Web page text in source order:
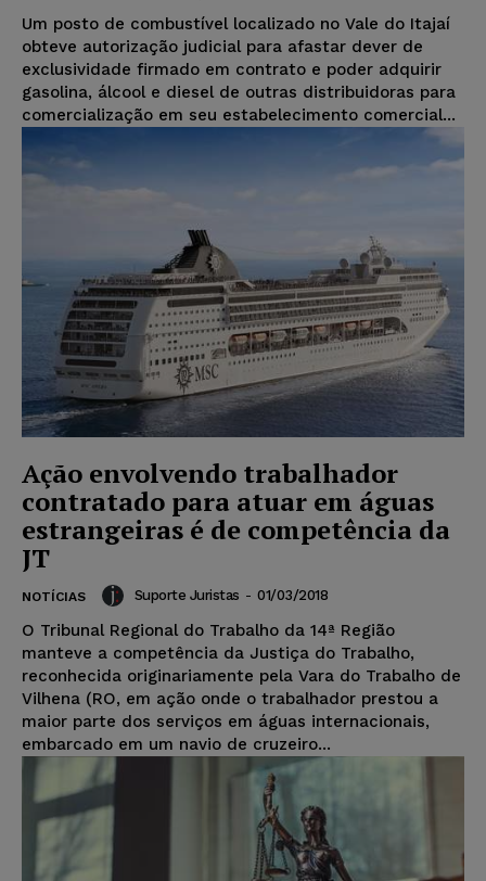
Um posto de combustível localizado no Vale do Itajaí
obteve autorização judicial para afastar dever de
exclusividade firmado em contrato e poder adquirir
gasolina, álcool e diesel de outras distribuidoras para
comercialização em seu estabelecimento comercial...
Ação envolvendo trabalhador
contratado para atuar em águas
estrangeiras é de competência da
JT
NOTÍCIAS Suporte Juristas - 01/03/2018
O Tribunal Regional do Trabalho da 14ª Região
manteve a competência da Justiça do Trabalho,
reconhecida originariamente pela Vara do Trabalho de
Vilhena (RO, em ação onde o trabalhador prestou a
maior parte dos serviços em águas internacionais,
embarcado em um navio de cruzeiro...